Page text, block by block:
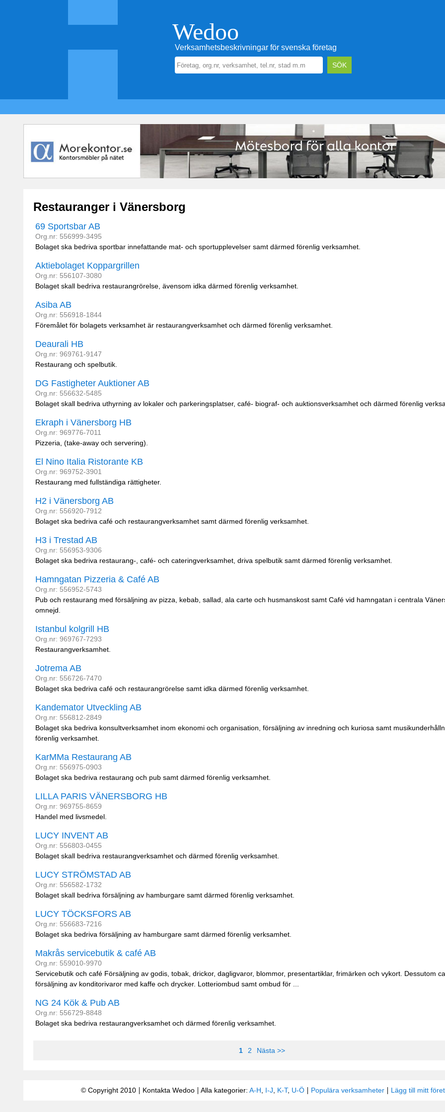
Wedoo
Verksamhetsbeskrivningar för svenska företag
Restauranger i Vänersborg
69 Sportsbar AB
Org.nr: 556999-3495
Bolaget ska bedriva sportbar innefattande mat- och sportupplevelser samt därmed förenlig verksamhet.
Aktiebolaget Koppargrillen
Org.nr: 556107-3080
Bolaget skall bedriva restaurangrörelse, ävensom idka därmed förenlig verksamhet.
Asiba AB
Org.nr: 556918-1844
Föremålet för bolagets verksamhet är restaurangverksamhet och därmed förenlig verksamhet.
Deaurali HB
Org.nr: 969761-9147
Restaurang och spelbutik.
DG Fastigheter Auktioner AB
Org.nr: 556632-5485
Bolaget skall bedriva uthyrning av lokaler och parkeringsplatser, café- biograf- och auktionsverksamhet och därmed förenlig
Ekraph i Vänersborg HB
Org.nr: 969776-7011
Pizzeria, (take-away och servering).
El Nino Italia Ristorante KB
Org.nr: 969752-3901
Restaurang med fullständiga rättigheter.
H2 i Vänersborg AB
Org.nr: 556920-7912
Bolaget ska bedriva café och restaurangverksamhet samt därmed förenlig verksamhet.
H3 i Trestad AB
Org.nr: 556953-9306
Bolaget ska bedriva restaurang-, café- och cateringverksamhet, driva spelbutik samt därmed förenlig verksamhet.
Hamngatan Pizzeria & Café AB
Org.nr: 556952-5743
Pub och restaurang med försäljning av pizza, kebab, sallad, ala carte och husmanskost samt Café vid hamngatan i centrala
omnejd.
Istanbul kolgrill HB
Org.nr: 969767-7293
Restaurangverksamhet.
Jotrema AB
Org.nr: 556726-7470
Bolaget ska bedriva café och restaurangrörelse samt idka därmed förenlig verksamhet.
Kandemator Utveckling AB
Org.nr: 556812-2849
Bolaget ska bedriva konsultverksamhet inom ekonomi och organisation, försäljning av inredning och kuriosa samt
förenlig verksamhet.
KarMMa Restaurang AB
Org.nr: 556975-0903
Bolaget ska bedriva restaurang och pub samt därmed förenlig verksamhet.
LILLA PARIS VÄNERSBORG HB
Org.nr: 969755-8659
Handel med livsmedel.
LUCY INVENT AB
Org.nr: 556803-0455
Bolaget skall bedriva restaurangverksamhet och därmed förenlig verksamhet.
LUCY STRÖMSTAD AB
Org.nr: 556582-1732
Bolaget skall bedriva försäljning av hamburgare samt därmed förenlig verksamhet.
LUCY TÖCKSFORS AB
Org.nr: 556683-7216
Bolaget ska bedriva försäljning av hamburgare samt därmed förenlig verksamhet.
Makrås servicebutik & café AB
Org.nr: 559010-9970
Servicebutik och café Försäljning av godis, tobak, drickor, dagligvaror, blommor, presentartiklar, frimärken och vykort. Dessutom
försäljning av konditorivaror med kaffe och drycker. Lotteriombud samt ombud för ...
NG 24 Kök & Pub AB
Org.nr: 556729-8848
Bolaget ska bedriva restaurangverksamhet och därmed förenlig verksamhet.
1 2 Nästa >>
© Copyright 2010 Kontakta Wedoo Alla kategorier: A-H I-J K-T, U-Ö Populära verksamheter Lägg till mitt